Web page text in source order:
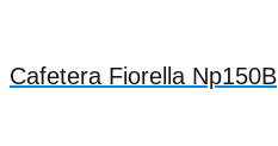
Cafetera Fiorella Np150B